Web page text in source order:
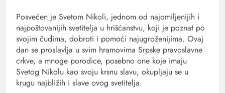
Posvećen je Svetom Nikoli, jednom od najomiljenijih i
najpoštovanijih svetitelja u hrišćanstvu, koji je poznat po
svojim čudima, dobroti i pomoći najugroženijima. Ovaj
dan se proslavlja u svim hramovima Srpske pravoslavne
crkve, a mnoge porodice, posebno one koje imaju
Svetog Nikolu kao svoju krsnu slavu, okupljaju se u
krugu najbližih i slave ovog svetitelja.